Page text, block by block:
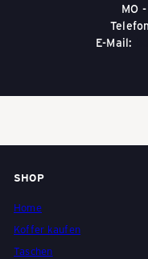
MO
E-Mail:
SHOP
Home
Koffer kaufen
Taschen